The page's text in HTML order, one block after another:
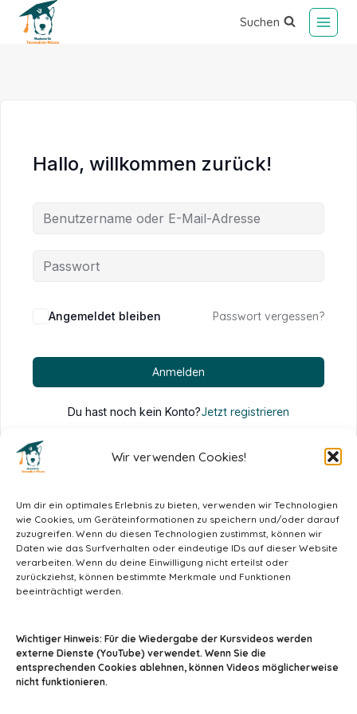
Wir verwenden Cookies!
Um dir ein optimales Erlebnis zu bieten, verwenden wir Technologien
wie Cookies, um Geräteinformationen zu speichern und/oder darauf
zuzugreifen. Wenn du diesen Technologien zustimmst, können wir
Daten wie das Surfverhalten oder eindeutige IDs auf dieser Website
verarbeiten. Wenn du deine Einwilligung nicht erteilst oder
zurückziehst, können bestimmte Merkmale und Funktionen
beeinträchtigt werden.
Wichtiger Hinweis: Für die Wiedergabe der Kursvideos werden
externe Dienste (YouTube) verwendet. Wenn Sie die
entsprechenden Cookies ablehnen, können Videos möglicherweise
nicht funktionieren.
Suchen
Hallo, willkommen zurück!
Alternative:
Angemeldet bleiben Passwort vergessen?
Anmelden
Du hast noch kein Konto?Jetzt registrieren
info@tiermedizin-wissen.de